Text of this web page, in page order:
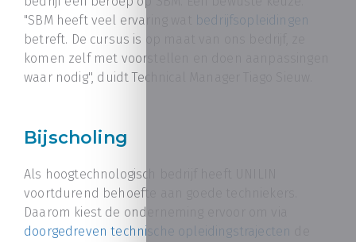
"SBM heeft veel ervaring wat
bedrijfsopleidingen
betreft. De cursus is op maat van ons bedrijf, ze
komen zelf met voorstellen en doen aanpassingen
waar nodig'', duidt Technical Manager Tiago Sieuw.
Bijscholing
Als hoogtechnologisch bedrijf heeft UNILIN
voortdurend behoefte aan goede techniekers.
Daarom kiest de onderneming ervoor om via
doorgedreven technische opleidingstrajecten